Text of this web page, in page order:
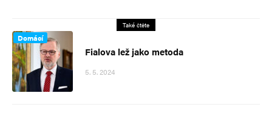
Také čtěte
Domácí
Fialova lež jako metoda
5. 5. 2024